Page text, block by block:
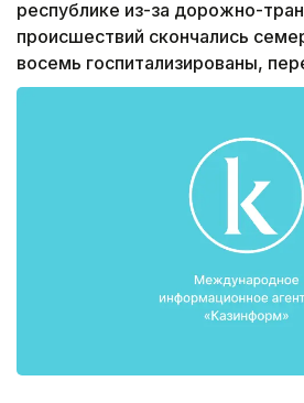
республике из-за дорожно-
происшествий скончались
восемь госпитализированы,